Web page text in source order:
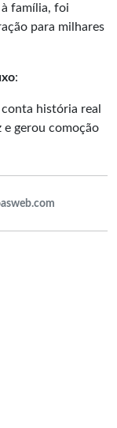
à família, foi
para milhares
:
história real
gerou comoção